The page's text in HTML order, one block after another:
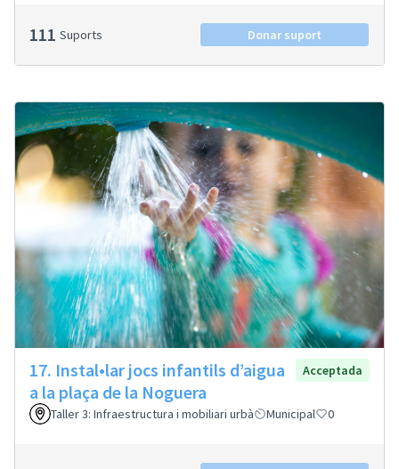
111 Suports Donar suport
17. Instal•lar jocs infantils d’aigua
a la plaça de la Noguera
Acceptada
Taller 3: Infraestructura i mobiliari urbà Municipal 0